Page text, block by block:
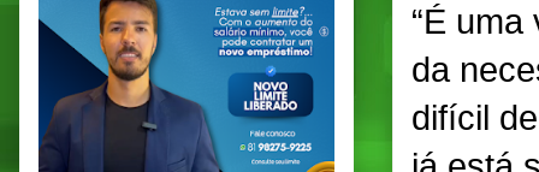
“É
da
difícil